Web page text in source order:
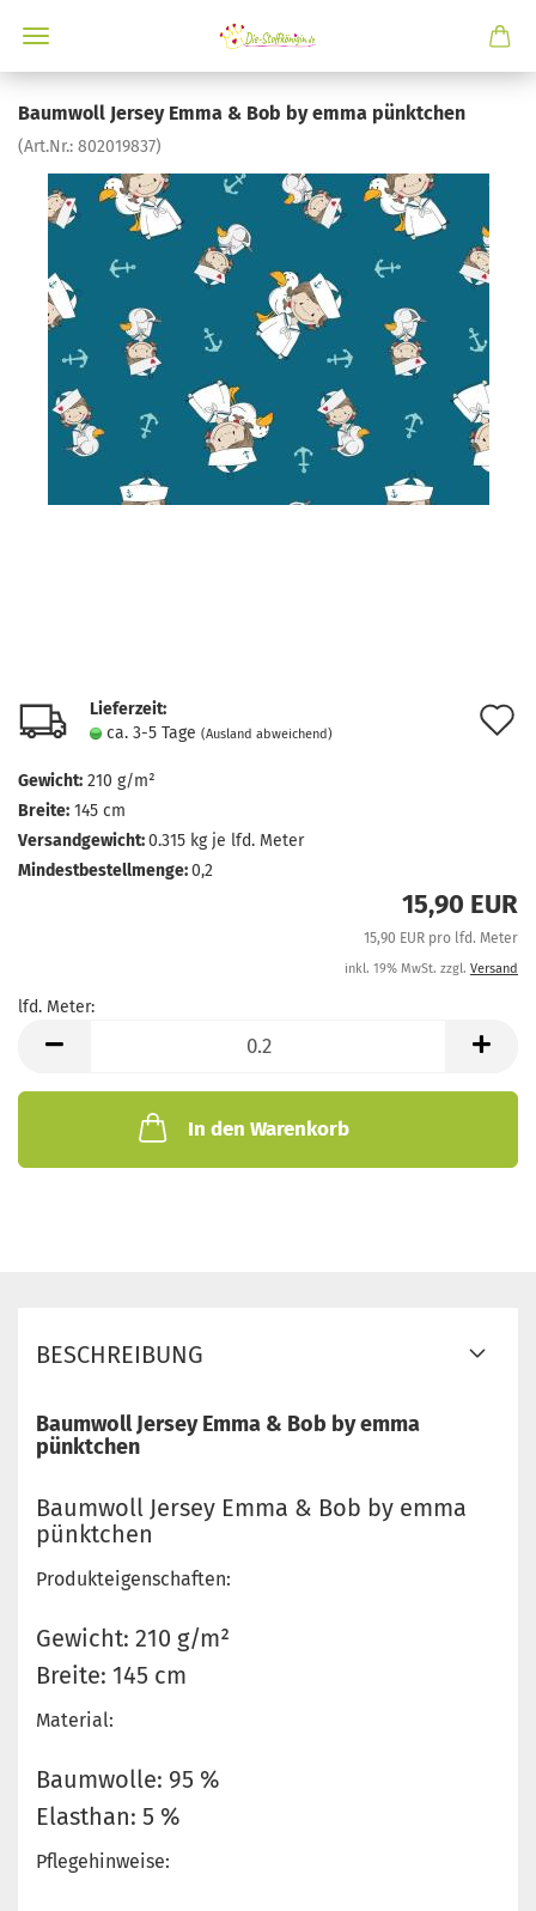
Baumwoll Jersey Emma & Bob by emma pünktchen
(Art.Nr.: 802019837)
Lieferzeit:
ca. 3-5 Tage (Ausland abweichend)
Gewicht: 210 g/m²
Breite: 145 cm
Versandgewicht:0.315 kg je lfd. Meter
Mindestbestellmenge:0,2
15,90 EUR
15,90 EUR pro lfd. Meter
inkl. 19% MwSt. zzgl. Versand
lfd. Meter:
Meter
In den Warenkorb
BESCHREIBUNG
Baumwoll Jersey Emma & Bob by emma
pünktchen
Baumwoll Jersey Emma & Bob by emma
pünktchen
Produkteigenschaften:
Gewicht: 210 g/m²
Breite: 145 cm
Material:
Baumwolle: 95 %
Elasthan: 5 %
Pflegehinweise: